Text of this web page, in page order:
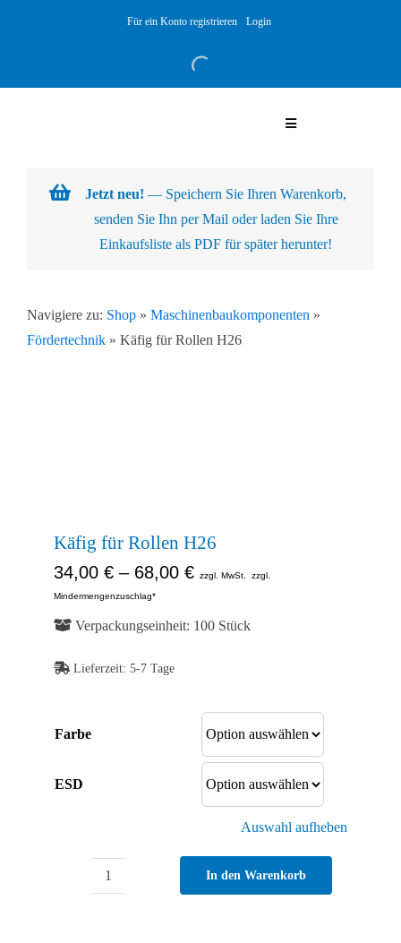
Für ein Konto registrieren Login
Toggle
Jetzt neu! — Speichern Sie Ihren Warenkorb,
senden Sie Ihn per Mail oder laden Sie Ihre
Einkaufsliste als PDF für später herunter!
Navigiere zu: Shop» Maschinenbaukomponenten »
Fördertechnik» Käfig für Rollen H26
Käfig für Rollen H26
34,00 € – 68,00 € zzgl. MwSt. zzgl.
Mindermengenzuschlag*
Verpackungseinheit: 100 Stück
Lieferzeit: 5-7 Tage
Farbe
ESD
Auswahl aufheben
In den Warenkorb